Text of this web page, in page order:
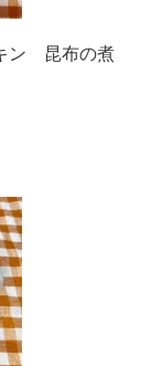
ン 昆布の煮